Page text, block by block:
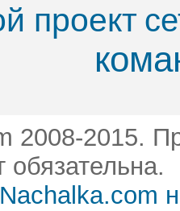
проект
2008-2015.
обязательна.